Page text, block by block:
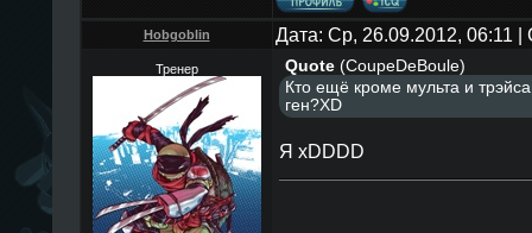
Hobgoblin Дата: Ср, 26.09.2012, 06:11
Тренер Quote(CoupeDeBoule)
Кто ещё кроме мульта и
ген?XD
Я xDDDD